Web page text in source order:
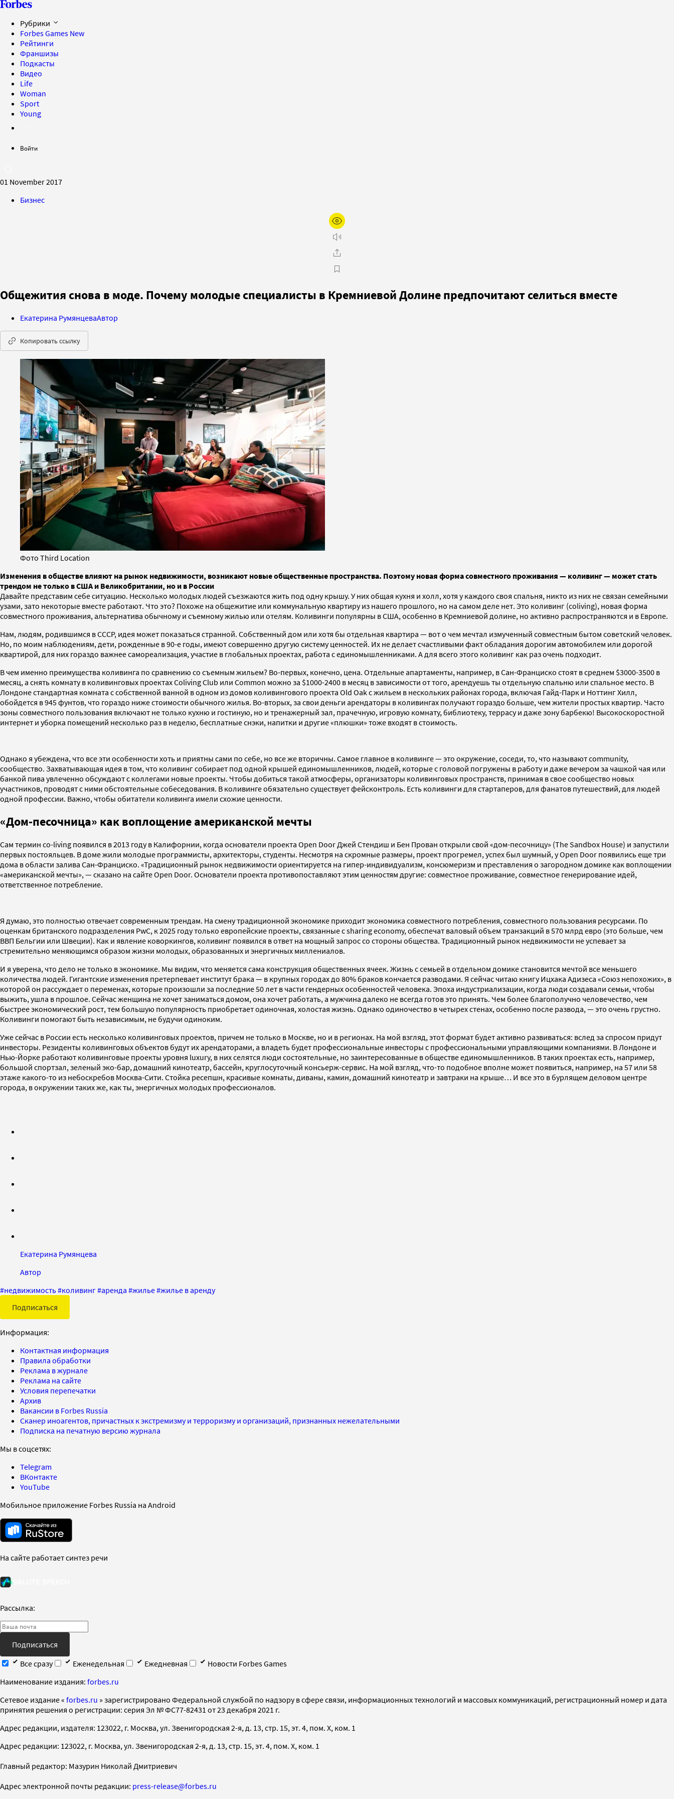
Рубрики
Forbes Games New
Рейтинги
Франшизы
Подкасты
Видео
Life
Woman
Sport
Young
Войти
01 November 2017
Бизнес
Общежития снова в моде. Почему молодые специалисты в Кремниевой Долине предпочитают селиться вместе
Екатерина РумянцеваАвтор
Копировать ссылку
Фото Third Location
Изменения в обществе влияют на рынок недвижимости, возникают новые общественные пространства. Поэтому новая форма совместного проживания — коливинг — может стать
трендом не только в США и Великобритании, но и в России
Давайте представим себе ситуацию. Несколько молодых людей съезжаются жить под одну крышу. У них общая кухня и холл, хотя у каждого своя спальня, никто из них не связан семейными
узами, зато некоторые вместе работают. Что это? Похоже на общежитие или коммунальную квартиру из нашего прошлого, но на самом деле нет. Это коливинг (coliving), новая форма
совместного проживания, альтернатива обычному и съемному жилью или отелям. Коливинги популярны в США, особенно в Кремниевой долине, но активно распространяются и в Европе.
Нам, людям, родившимся в СССР, идея может показаться странной. Собственный дом или хотя бы отдельная квартира — вот о чем мечтал измученный совместным бытом советский человек.
Но, по моим наблюдениям, дети, рожденные в 90-е годы, имеют совершенно другую систему ценностей. Их не делает счастливыми факт обладания дорогим автомобилем или дорогой
квартирой, для них гораздо важнее самореализация, участие в глобальных проектах, работа с единомышленниками. А для всего этого коливинг как раз очень подходит.
В чем именно преимущества коливинга по сравнению со съемным жильем? Во-первых, конечно, цена. Отдельные апартаменты, например, в Сан-Франциско стоят в среднем $3000-3500 в
месяц, а снять комнату в коливинговых проектах Coliving Club или Common можно за $1000-2400 в месяц в зависимости от того, арендуешь ты отдельную спальню или спальное место. В
Лондоне стандартная комната с собственной ванной в одном из домов коливингового проекта Old Oak с жильем в нескольких районах города, включая Гайд-Парк и Ноттинг Хилл,
обойдется в 945 фунтов, что гораздо ниже стоимости обычного жилья. Во-вторых, за свои деньги арендаторы в коливингах получают гораздо больше, чем жители простых квартир. Часто
зоны совместного пользования включают не только кухню и гостиную, но и тренажерный зал, прачечную, игровую комнату, библиотеку, террасу и даже зону барбекю! Высокоскоростной
интернет и уборка помещений несколько раз в неделю, бесплатные снэки, напитки и другие «плюшки» тоже входят в стоимость.
Однако я убеждена, что все эти особенности хоть и приятны сами по себе, но все же вторичны. Самое главное в коливинге — это окружение, соседи, то, что называют community,
сообщество. Захватывающая идея в том, что коливинг собирает под одной крышей единомышленников, людей, которые с головой погружены в работу и даже вечером за чашкой чая или
банкой пива увлеченно обсуждают с коллегами новые проекты. Чтобы добиться такой атмосферы, организаторы коливинговых пространств, принимая в свое сообщество новых
участников, проводят с ними обстоятельные собеседования. В коливинге обязательно существует фейсконтроль. Есть коливинги для стартаперов, для фанатов путешествий, для людей
одной профессии. Важно, чтобы обитатели коливинга имели схожие ценности.
«Дом-песочница» как воплощение американской мечты
Сам термин co-living появился в 2013 году в Калифорнии, когда основатели проекта Open Door Джей Стендиш и Бен Прован открыли свой «дом-песочницу» (The Sandbox House) и запустили
первых постояльцев. В доме жили молодые программисты, архитекторы, студенты. Несмотря на скромные размеры, проект прогремел, успех был шумный, у Open Door появились еще три
дома в области залива Сан-Франциско. «Традиционный рынок недвижимости ориентируется на гипер-индивидуализм, консюмеризм и преставления о загородном домике как воплощении
«американской мечты», — сказано на сайте Open Door. Основатели проекта противопоставляют этим ценностям другие: совместное проживание, совместное генерирование идей,
ответственное потребление.
Я думаю, это полностью отвечает современным трендам. На смену традиционной экономике приходит экономика совместного потребления, совместного пользования ресурсами. По
оценкам британского подразделения PwC, к 2025 году только европейские проекты, связанные с sharing economy, обеспечат валовый объем транзакций в 570 млрд евро (это больше, чем
ВВП Бельгии или Швеции). Как и явление коворкингов, коливинг появился в ответ на мощный запрос со стороны общества. Традиционный рынок недвижимости не успевает за
стремительно меняющимся образом жизни молодых, образованных и энергичных миллениалов.
И я уверена, что дело не только в экономике. Мы видим, что меняется сама конструкция общественных ячеек. Жизнь с семьей в отдельном домике становится мечтой все меньшего
количества людей. Гигантские изменения претерпевает институт брака — в крупных городах до 80% браков кончается разводами. Я сейчас читаю книгу Ицхака Адизеса «Союз непохожих», в
которой он рассуждает о переменах, которые произошли за последние 50 лет в части гендерных особенностей человека. Эпоха индустриализации, когда люди создавали семьи, чтобы
выжить, ушла в прошлое. Сейчас женщина не хочет заниматься домом, она хочет работать, а мужчина далеко не всегда готов это принять. Чем более благополучно человечество, чем
быстрее экономический рост, тем большую популярность приобретает одиночная, холостая жизнь. Однако одиночество в четырех стенах, особенно после развода, — это очень грустно.
Коливинги помогают быть независимым, не будучи одиноким.
Уже сейчас в России есть несколько коливинговых проектов, причем не только в Москве, но и в регионах. На мой взгляд, этот формат будет активно развиваться: вслед за спросом придут
инвесторы. Резиденты коливинговых объектов будут их арендаторами, а владеть будет профессиональные инвесторы с профессиональными управляющими компаниями. В Лондоне и
Нью-Йорке работают коливинговые проекты уровня luxury, в них селятся люди состоятельные, но заинтересованные в обществе единомышленников. В таких проектах есть, например,
большой спортзал, зеленый эко-бар, домашний кинотеатр, бассейн, круглосуточный консьерж-сервис. На мой взгляд, что-то подобное вполне может появиться, например, на 57 или 58
этаже какого-то из небоскребов Москва-Сити. Стойка ресепшн, красивые комнаты, диваны, камин, домашний кинотеатр и завтраки на крыше… И все это в бурлящем деловом центре
города, в окружении таких же, как ты, энергичных молодых профессионалов.
Екатерина Румянцева
Автор
#недвижимость#коливинг#аренда #жилье#жилье в аренду
Подписаться
Информация:
Контактная информация
Правила обработки
Реклама в журнале
Реклама на сайте
Условия перепечатки
Архив
Вакансии в Forbes Russia
Сканер иноагентов, причастных к экстремизму и терроризму и организаций, признанных нежелательными
Подписка на печатную версию журнала
Мы в соцсетях:
Telegram
ВКонтакте
YouTube
Мобильное приложение Forbes Russia на Android
На сайте работает синтез речи
Рассылка:
Подписаться
Все сразу
Еженедельная Ежедневная
Новости Forbes Games
Наименование издания: forbes.ru
Cетевое издание « forbes.ru » зарегистрировано Федеральной службой по надзору в сфере связи, информационных технологий и массовых коммуникаций, регистрационный номер и дата
принятия решения о регистрации: серия Эл № ФС77-82431 от 23 декабря 2021 г.
Адрес редакции, издателя: 123022, г. Москва, ул. Звенигородская 2-я, д. 13, стр. 15, эт. 4, пом. X, ком. 1
Адрес редакции: 123022, г. Москва, ул. Звенигородская 2-я, д. 13, стр. 15, эт. 4, пом. X, ком. 1
Главный редактор: Мазурин Николай Дмитриевич
Адрес электронной почты редакции: press-release@forbes.ru